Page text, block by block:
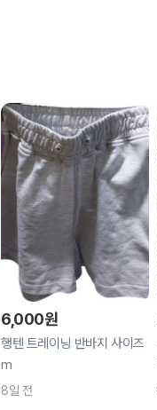
6,000원
행텐 트레이닝 반바지 사이즈
m
8일 전